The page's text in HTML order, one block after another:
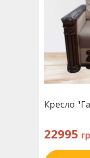
Кресло
22995